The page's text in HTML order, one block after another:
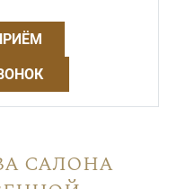
салона